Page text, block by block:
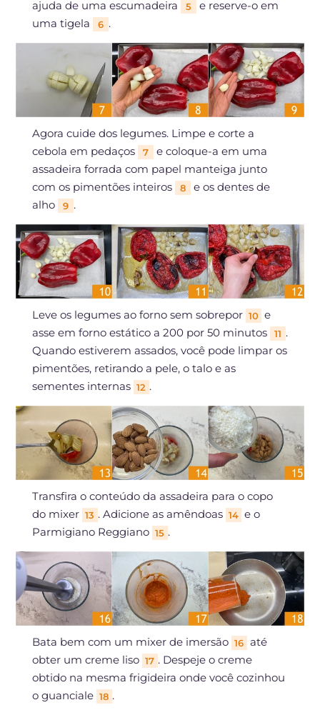
ajuda de uma escumadeira 5
e reserve-o em
uma tigela
6 .
Agora cuide dos legumes. Limpe e corte a
cebola em pedaços
7
e coloque-a em uma
assadeira forrada com papel manteiga junto
com os pimentões inteiros
8
e os dentes de
alho
9 .
Leve os legumes ao forno sem sobrepor 10 e
asse em forno estático a 200 por 50 minutos
11 .
Quando estiverem assados, você pode limpar os
pimentões, retirando a pele, o talo e as
sementes internas 12 .
Transfira o conteúdo da assadeira para o copo
do mixer 13 . Adicione as amêndoas 14 e o
Parmigiano Reggiano 15 .
Bata bem com um mixer de imersão 16 até
obter um creme liso 17 . Despeje o creme
obtido na mesma frigideira onde você cozinhou
o guanciale 18 .